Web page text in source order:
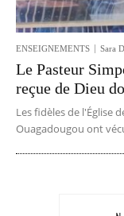
ENSEIGNEMENTS Sara
Le Pasteur
reçue de Dieu
Les fidèles de l'Église
Ouagadougou ont